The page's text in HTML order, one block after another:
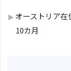
オーストリア在
10カ月